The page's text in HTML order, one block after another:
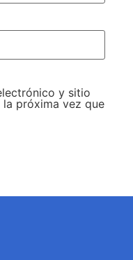
y sitio
próxima vez que